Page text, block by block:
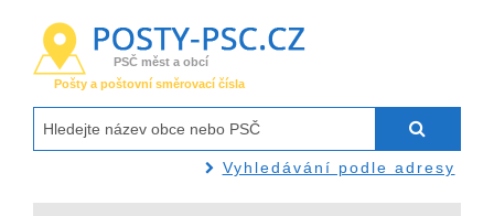
PSČ měst a obcí
Pošty a poštovní směrovací čísla
Vyhledávání podle adresy